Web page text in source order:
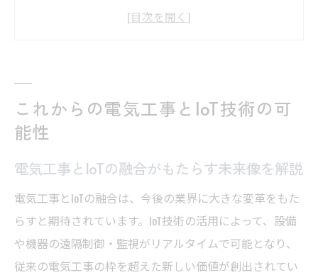
電気工事分野で注目されるIoT導入の背景と
電気工事士が知るべきIoT時代の新たな価値
考察
現場で役立つIoT電気工事の基本知識
現場で実践できるIoT電気工事の基礎知識を
解説
これからの電気工事とIoT技術の可
能性
電気工事とIoTの融合がもたらす未来像を解説
電気工事とIoTの融合は、今後の業界に大きな変革をもた
らすと期待されています。IoT技術の活用によって、設備
や機器の遠隔制御・監視がリアルタイムで可能となり、
従来の電気工事の枠を超えた新しい価値が創出されてい